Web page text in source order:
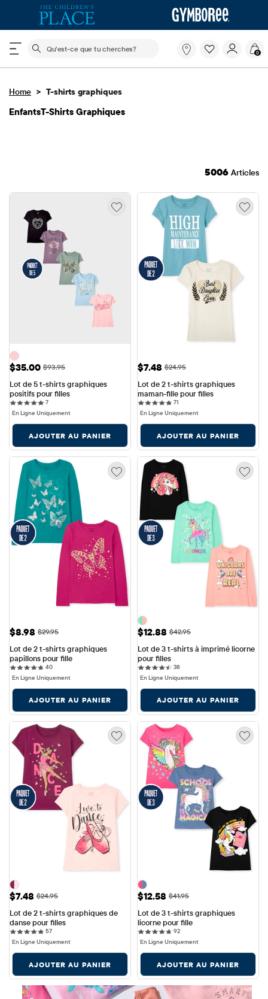
Le champ de recherche ci-dessous filtre les
Qu'est-
que
0
Home > T-shirts graphiques
EnfantsT-Shirts Graphiques
5006 Articles
Prix ​​de vente: $35.00
$35.00 Prix ​​d'origine: $93.95
$93.95
Lot de 5 t-shirts graphiques
positifs pour filles
77 reviews
En Ligne Uniquement
AJOUTER AU PANIER
Prix ​​de vente: $7.48
$7.48 Prix ​​d'origine: $24.95
$24.95
Lot de 2 t-shirts graphiques
maman-fille pour filles
71
En Ligne Uniquement
AJOUTER AU PANIER
Prix ​​de vente: $8.98
$8.98 Prix ​​d'origine: $29.95
$29.95
Lot de 2 t-shirts graphiques
papillons pour fille
4040 reviews
En Ligne Uniquement
AJOUTER AU PANIER
Prix ​​de vente: $12.88
$12.88 Prix ​​d'origine: $42.95
$42.95
Lot de 3 t-shirts à imprimé licorne
pour filles
3838 reviews
En Ligne Uniquement
AJOUTER AU PANIER
Prix ​​de vente: $7.48
$7.48 Prix ​​d'origine: $24.95
$24.95
Lot de 2 t-shirts graphiques de
danse pour filles
5757 reviews
En Ligne Uniquement
AJOUTER AU PANIER
Prix ​​de vente: $12.58
$12.58 Prix ​​d'origine: $41.95
$41.95
Lot de 3 t-shirts graphiques
licorne pour fille
9292 reviews
En Ligne Uniquement
AJOUTER AU PANIER